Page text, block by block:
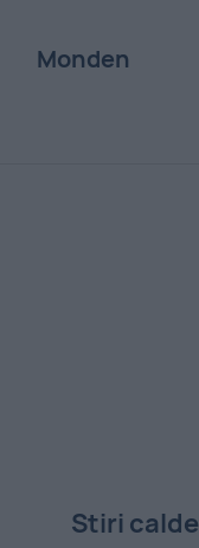
Monden
Stiri calde